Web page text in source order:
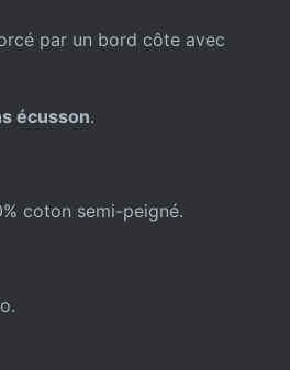
par un bord côte avec
écusson.
coton semi-peigné.